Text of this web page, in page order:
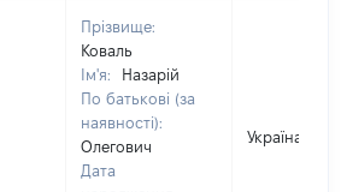
Прізвище:
Коваль
Ім'я:
Назарій
По батькові (за
наявності):
Олегович
Дата
Україна